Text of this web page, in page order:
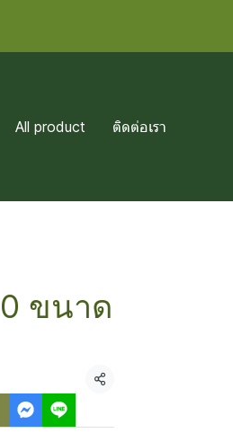
All product ติดต่อเรา
ขนาด
แชร์